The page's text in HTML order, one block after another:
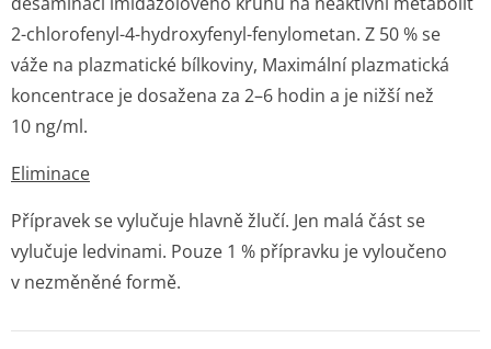
2-chlorofenyl-4-hydroxyfenyl-fenylometan. Z 50 % se
váže na plazmatické bílkoviny, Maximální plazmatická
koncentrace je dosažena za 2–6 hodin a je nižší než
10 ng/ml.
Eliminace
Přípravek se vylučuje hlavně žlučí. Jen malá část se
vylučuje ledvinami. Pouze 1 % přípravku je vyloučeno
v nezměněné formě.